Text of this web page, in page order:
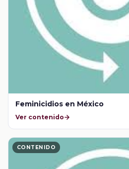
Feminicidios en México
Ver contenido
CONTENIDO